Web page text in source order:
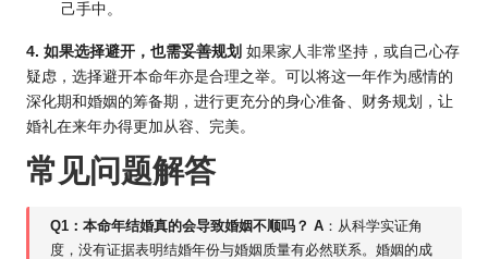
己手中。
4. 如果选择避开，也需妥善规划 如果家人非常坚持，或自己心存
疑虑，选择避开本命年亦是合理之举。可以将这一年作为感情的
深化期和婚姻的筹备期，进行更充分的身心准备、财务规划，让
婚礼在来年办得更加从容、完美。
常见问题解答
Q1：本命年结婚真的会导致婚姻不顺吗？ A ：从科学实证角
度，没有证据表明结婚年份与婚姻质量有必然联系。婚姻的成